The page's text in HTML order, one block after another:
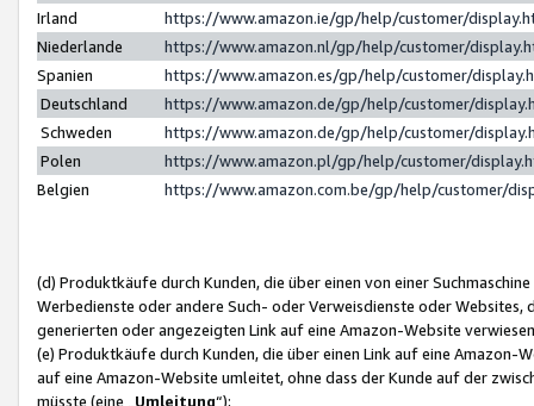
Irland
https://www.amazon.ie/gp/help/customer/
Niederlande
https://www.amazon.nl/gp/help/customer/
Spanien
https://www.amazon.es/gp/help/customer/
Deutschland
https://www.amazon.de/gp/help/customer/
Schweden
https://www.amazon.de/gp/help/customer/
Polen
https://www.amazon.pl/gp/help/customer/
Belgien
https://www.amazon.com.be/gp/help/customer/
(d) Produktkäufe durch Kunden, die über einen von einer
Werbedienste oder andere Such- oder Verweisdienste oder Websites,
generierten oder angezeigten Link auf eine Amazon-Website
(e) Produktkäufe durch Kunden, die über einen Link auf eine
auf eine Amazon-Website umleitet, ohne dass der Kunde auf der
müsste (eine „ Umleitung“);